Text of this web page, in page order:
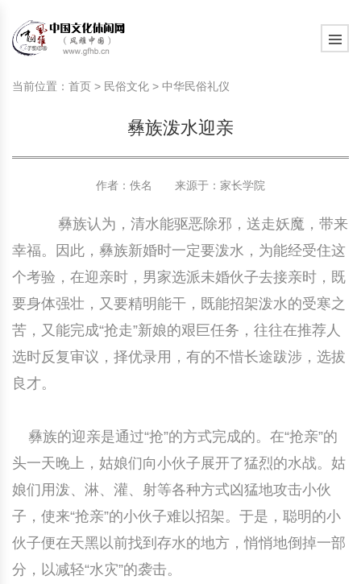
旅游民俗文化动态
中国民俗史话
中国民俗信仰
中外婚俗文化
中国民俗研究
中国民俗时尚
中国传统服饰
中华民居
中华文脉
中国古代休闲文化
国外民俗趣谈
时尚休闲文化
国际交流
中国传统节日
中国生肖文化
中国饮食文化
刺绣
灯笼
草编
扎染
皮影
木雕
紫砂壶
中国结
中国民间故事
中国周易文化
国外神秘文化
现代家庭教育知识
艺术百科
教育百科
其他百科
旅游民俗文化动态
中国民俗史话
中国民俗信仰
中外婚俗文化
中国民俗研究
中国民俗时尚
中国传统服饰
中华民居
中华文脉
中国古代休闲文化
国外民俗趣谈
时尚休闲文化
国际交流
中国传统节日
中国生肖文化
中国饮食文化
刺绣
灯笼
草编
扎染
皮影
木雕
紫砂壶
中国结
中国民间故事
中国周易文化
国外神秘文化
现代家庭教育知识
艺术百科
教育百科
其他百科
当前位置： 首页 > 民俗文化 > 中华民俗礼仪
彝族泼水迎亲
作者：佚名 来源于： 家长学院
彝族认为，清水能驱恶除邪，送走妖魔，带来
幸福。因此，彝族新婚时一定要泼水，为能经受住这
个考验，在迎亲时，男家选派未婚伙子去接亲时，既
要身体强壮，又要精明能干，既能招架泼水的受寒之
苦，又能完成“抢走”新娘的艰巨任务，往往在推荐人
选时反复审议，择优录用，有的不惜长途跋涉，选拔
良才。
彝族的迎亲是通过“抢”的方式完成的。在“抢亲”的
头一天晚上，姑娘们向小伙子展开了猛烈的水战。姑
娘们用泼、淋、灌、射等各种方式凶猛地攻击小伙
子，使来“抢亲”的小伙子难以招架。于是，聪明的小
伙子便在天黑以前找到存水的地方，悄悄地倒掉一部
分，以减轻“水灾”的袭击。